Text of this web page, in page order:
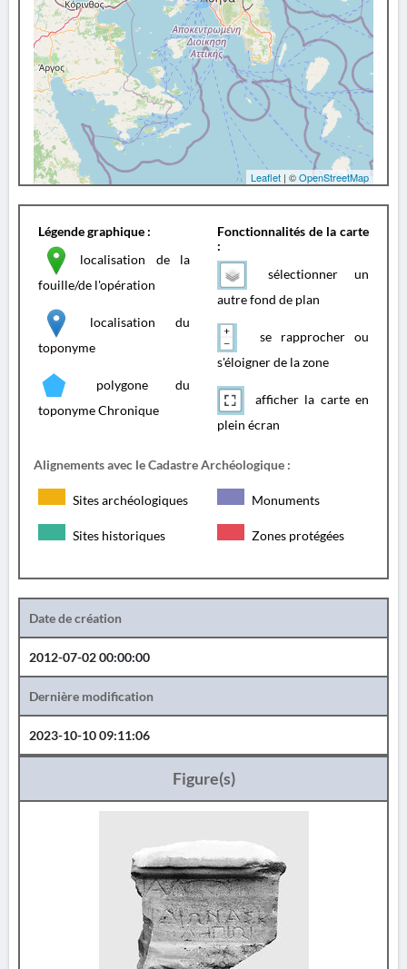
Leaflet | ©OpenStreetMap
Légende graphique :
localisation de la
fouille/de l'opération
localisation du
toponyme
polygone du
toponyme Chronique
Fonctionnalités de la carte
:
sélectionner un
autre fond de plan
se rapprocher ou
s'éloigner de la zone
afficher la carte en
plein écran
Alignements avec le Cadastre Archéologique :
Sites archéologiques Monuments
Sites historiques Zones protégées
Date de création
2012-07-02 00:00:00
Dernière modification
2023-10-10 09:11:06
Figure(s)